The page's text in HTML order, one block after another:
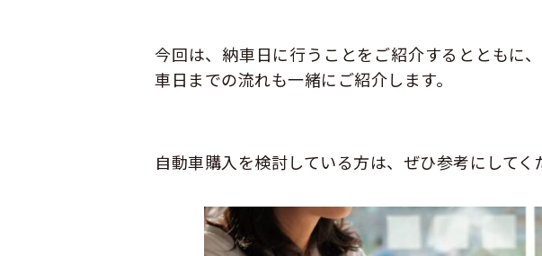
今回は、納車日に行うことをご紹介するとともに
車日までの流れも一緒にご紹介します。
自動車購入を検討している方は、ぜひ参考にしてく